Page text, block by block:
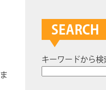
SEARCH
キーワードから検